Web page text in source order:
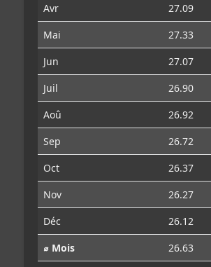
Avr
27.09
Mai
27.33
Jun
27.07
Juil
26.90
Aoû
26.92
Sep
26.72
Oct
26.37
Nov
26.27
Déc
26.12
⌀ Mois
26.63